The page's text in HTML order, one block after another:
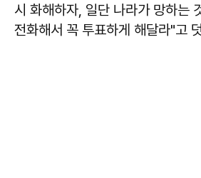
시 화해하자, 일단 나라가 망하는
전화해서 꼭 투표하게 해달라"고